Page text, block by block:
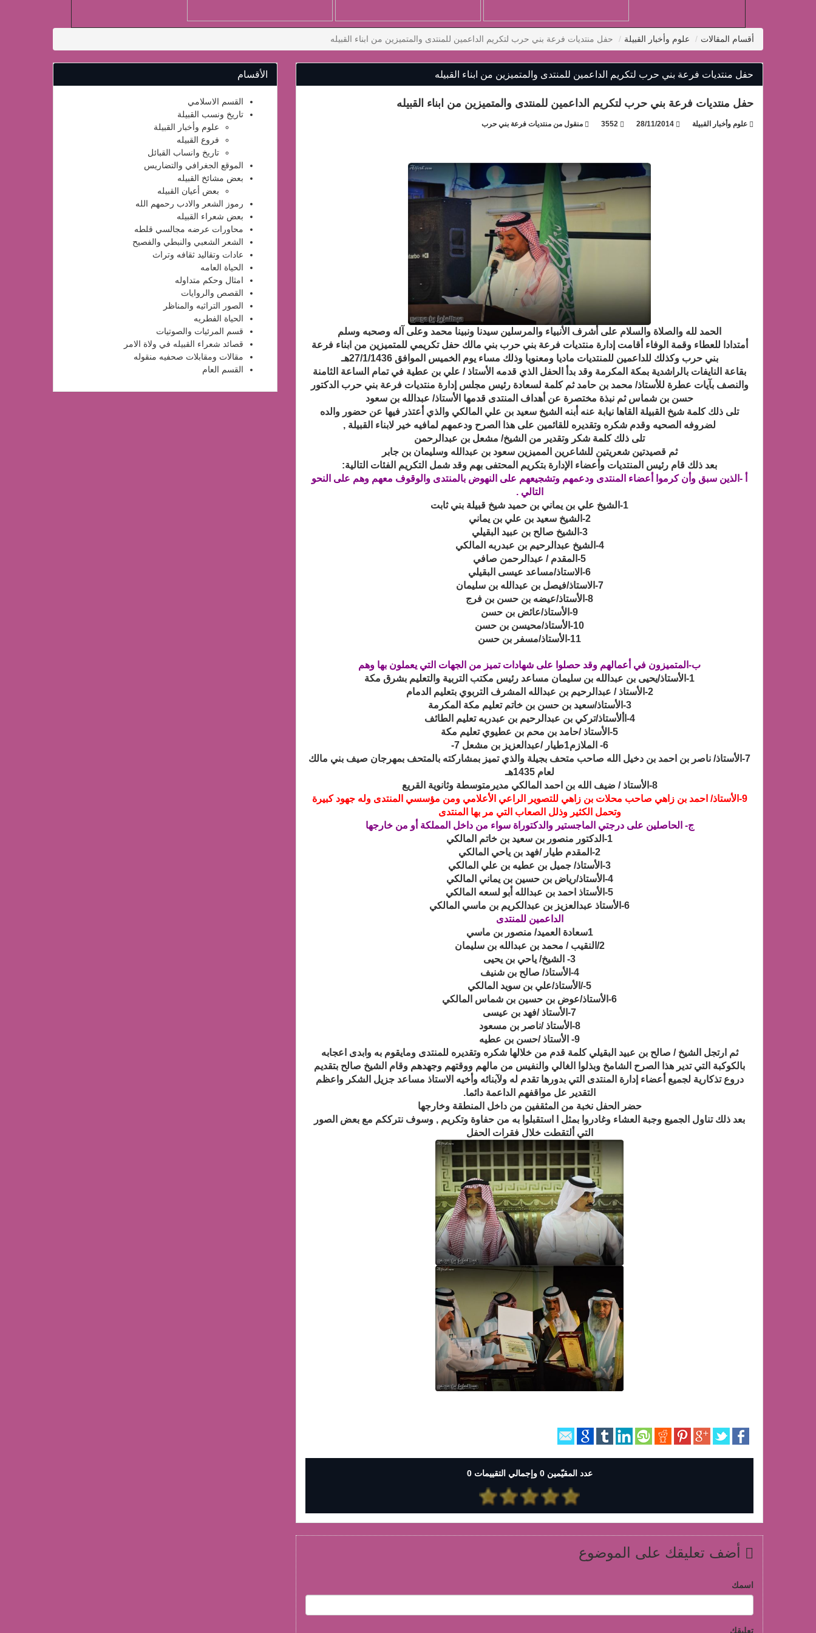
أقسام المقالات علوم وأخبار القبيلة حفل منتديات فرعة بني حرب لتكريم الداعمين للمنتدى والمتميزين من ابناء القبيله
حفل منتديات فرعة بني حرب لتكريم الداعمين للمنتدى والمتميزين من ابناء القبيله
حفل منتديات فرعة بني حرب لتكريم الداعمين للمنتدى والمتميزين من ابناء القبيله
علوم وأخبار القبيلة منقول من منتديات فرعة بني حرب
الحمد لله والصلاة والسلام على أشرف الأنبياء والمرسلين سيدنا ونبينا محمد وعلى آله وصحبه وسلم
أمتدادا للعطاء وقمة الوفاء أقامت إدارة منتديات فرعة بني حرب بني مالك حفل تكريمي للمتميزين من ابناء فرعة
بني حرب وكذلك للداعمين للمنتديات ماديا ومعنويا وذلك مساء يوم الخميس الموافق 27/1/1436هـ
بقاعة النايفات بالراشدية بمكة المكرمة وقد بدأ الحفل الذي قدمه الأستاذ / علي بن عطية في تمام الساعة الثامنة
والنصف بآيات عطرة للأستاذ/ محمد بن حامد ثم كلمة لسعادة رئيس مجلس إدارة منتديات فرعة بني حرب الدكتور
حسن بن شماس ثم نبذة مختصرة عن أهداف المنتدى قدمها الأستاذ/ عبدالله بن سعود
تلى ذلك كلمة شيخ القبيلة القاها نيابة عنه أبنه الشيخ سعيد بن علي المالكي والذي أعتذر فيها عن حضور والده
لضروفه الصحيه وقدم شكره وتقديره للقائمين على هذا الصرح ودعمهم لمافيه خير لابناء القبيلة ,
تلى ذلك كلمة شكر وتقدير من الشيخ/ مشعل بن عبدالرحمن
ثم قصيدتين شعريتين للشاعرين المميزين سعود بن عبدالله وسليمان بن جابر
بعد ذلك قام رئيس المنتديات وأعضاء الإدارة بتكريم المحتفى بهم وقد شمل التكريم الفئات التالية:
أ -الذين سبق وأن كرموا أعضاء المنتدى ودعمهم وتشجيعهم على النهوض بالمنتدى والوقوف معهم وهم على النحو
التالي .
1-الشيخ علي بن يماني بن حميد شيخ قبيلة بني ثابت
2-الشيخ سعيد بن علي بن يماني
3-الشيخ صالح بن عبيد البقيلي
4-الشيخ عبدالرحيم بن عبدربه المالكي
5-المقدم / عبدالرحمن صافي
6-الاستاذ/مساعد عيسى البقيلي
7-الاستاذ/فيصل بن عبدالله بن سليمان
8-الأستاذ/عيضه بن حسن بن فرج
9-الأستاذ/عائض بن حسن
10-الأستاذ/محيسن بن حسن
11-الأستاذ/مسفر بن حسن
ب-المتميزون في أعمالهم وقد حصلوا على شهادات تميز من الجهات التي يعملون بها وهم
1-الأستاذ/يحيى بن عبدالله بن سليمان مساعد رئيس مكتب التربية والتعليم بشرق مكة
2-الأستاذ / عبدالرحيم بن عبدالله المشرف التربوي بتعليم الدمام
3-الأستاذ/سعيد بن حسن بن خاتم تعليم مكة المكرمة
4-األأستاذ/تركي بن عبدالرحيم بن عبدربه تعليم الطائف
5-الأستاذ /حامد بن محم بن عطيوي تعليم مكة
6- الملازم1طيار /عبدالعزيز بن مشعل 7-
7-الأستاذ/ ناصر بن احمد بن دخيل الله صاحب متحف بجيلة والذي تميز بمشاركته بالمتحف بمهرجان صيف بني مالك
لعام 1435هـ
8-الأستاذ / ضيف الله بن احمد المالكي مديرمتوسطة وثانوية القريع
9-الأستاذ/ احمد بن زاهي صاحب محلات بن زاهي للتصوير الراعي الأعلامي ومن مؤسسي المنتدى وله جهود كبيرة
وتحمل الكثير وذلل الصعاب التي مر بها المنتدى
ج- الحاصلين على درجتي الماجستير والدكتوراة سواء من داخل المملكة أو من خارجها
1-الدكتور منصور بن سعيد بن خاتم المالكي
2-المقدم طيار /فهد بن ياحي المالكي
3-الأستاذ/ جميل بن عطيه بن علي المالكي
4-الأستاذ/رياض بن حسين بن يماني المالكي
5-الأستاذ احمد بن عبدالله أبو لسعه المالكي
6-الأستاذ عبدالعزيز بن عبدالكريم بن ماسي المالكي
الداعمين للمنتدى
1سعادة العميد/ منصور بن ماسي
2/النقيب / محمد بن عبدالله بن سليمان
3- الشيخ/ ياحي بن يحيى
4-الأستاذ/ صالح بن شنيف
5-/الأستاذ/علي بن سويد المالكي
6-الأستاذ/عوض بن حسين بن شماس المالكي
7-الأستاذ /فهد بن عيسى
8-الأستاذ /ناصر بن مسعود
9- الأستاذ /حسن بن عطيه
ثم ارتجل الشيخ / صالح بن عبيد البقيلي كلمة قدم من خلالها شكره وتقديره للمنتدى ومايقوم به وابدى اعجابه
بالكوكبة التي تدير هذا الصرح الشامخ وبذلوا الغالي والنفيس من مالهم ووقتهم وجهدهم وقام الشيخ صالح بتقديم
دروع تذكارية لجميع أعضاء إدارة المنتدى التي بدورها تقدم له ولآبنائه وأخيه الاستاذ مساعد جزيل الشكر واعظم
التقدير عل مواقفهم الداعمة دائما.
حضر الحفل نخبة من المثقفين من داخل المنطقة وخارجها
بعد ذلك تناول الجميع وجبة العشاء وغادروا بمثل ا استقبلوا به من حفاوة وتكريم , وسوف نترككم مع بعض الصور
التي ألتقطت خلال فقرات الحفل
عدد المقيّمين 0 وإجمالي التقييمات 0
أضف تعليقك على الموضوع
اسمك
تعليقك
الأقسام
القسم الاسلامي
تاريخ ونسب القبيلة
علوم وأخبار القبيلة
فروع القبيله
تاريخ وانساب القبائل
الموقع الجغرافي والتضاريس
بعض مشائخ القبيله
بعض أعيان القبيله
رموز الشعر والادب رحمهم الله
بعض شعراء القبيله
محاورات عرضه مجالسي قلطه
الشعر الشعبي والنبطي والفصيح
عادات وتقاليد ثقافه وتراث
الحياة العامه
امثال وحكم متداوله
القصص والروايات
الصور التراثيه والمناظر
الحياة الفطريه
قسم المرئيات والصوتيات
قصائد شعراء القبيله في ولاة الامر
مقالات ومقابلات صحفيه منقوله
القسم العام